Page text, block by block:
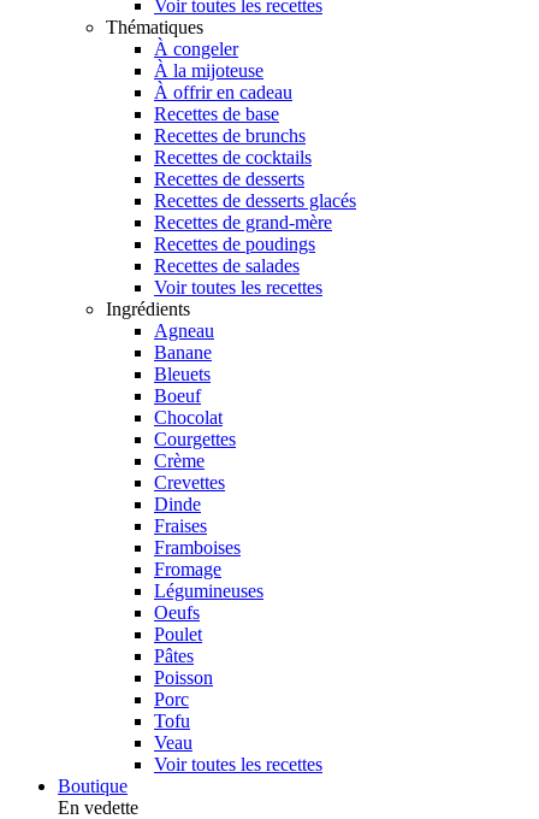
Voir toutes les recettes
Thématiques
À congeler
À la mijoteuse
À offrir en cadeau
Recettes de base
Recettes de brunchs
Recettes de cocktails
Recettes de desserts
Recettes de desserts glacés
Recettes de grand-mère
Recettes de poudings
Recettes de salades
Voir toutes les recettes
Ingrédients
Agneau
Banane
Bleuets
Boeuf
Chocolat
Courgettes
Crème
Crevettes
Dinde
Fraises
Framboises
Fromage
Légumineuses
Oeufs
Poulet
Pâtes
Poisson
Porc
Tofu
Veau
Voir toutes les recettes
Boutique
En vedette